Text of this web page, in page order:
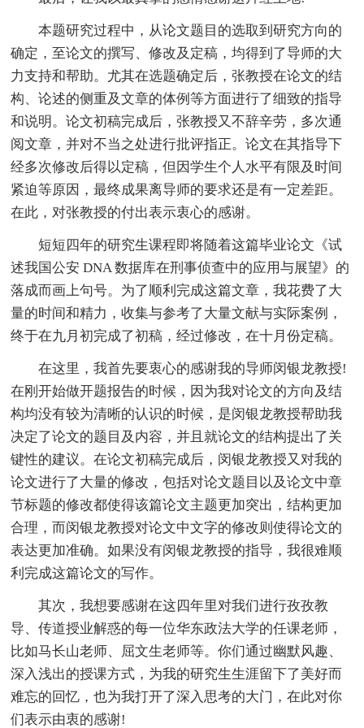
本题研究过程中，从论文题目的选取到研究方向的
确定，至论文的撰写、修改及定稿，均得到了导师的大
力支持和帮助。尤其在选题确定后，张教授在论文的结
构、论述的侧重及文章的体例等方面进行了细致的指导
和说明。论文初稿完成后，张教授又不辞辛劳，多次通
阅文章，并对不当之处进行批评指正。论文在其指导下
经多次修改后得以定稿，但因学生个人水平有限及时间
紧迫等原因，最终成果离导师的要求还是有一定差距。
在此，对张教授的付出表示衷心的感谢。
短短四年的研究生课程即将随着这篇毕业论文《试
述我国公安 DNA 数据库在刑事侦查中的应用与展望》的
落成而画上句号。为了顺利完成这篇文章，我花费了大
量的时间和精力，收集与参考了大量文献与实际案例，
终于在九月初完成了初稿，经过修改，在十月份定稿。
在这里，我首先要衷心的感谢我的导师闵银龙教授!
在刚开始做开题报告的时候，因为我对论文的方向及结
构均没有较为清晰的认识的时候，是闵银龙教授帮助我
决定了论文的题目及内容，并且就论文的结构提出了关
键性的建议。在论文初稿完成后，闵银龙教授又对我的
论文进行了大量的修改，包括对论文题目以及论文中章
节标题的修改都使得该篇论文主题更加突出，结构更加
合理，而闵银龙教授对论文中文字的修改则使得论文的
表达更加准确。如果没有闵银龙教授的指导，我很难顺
利完成这篇论文的写作。
其次，我想要感谢在这四年里对我们进行孜孜教
导、传道授业解惑的每一位华东政法大学的任课老师，
比如马长山老师、屈文生老师等。你们通过幽默风趣、
深入浅出的授课方式，为我的研究生生涯留下了美好而
难忘的回忆，也为我打开了深入思考的大门，在此对你
们表示由衷的感谢!